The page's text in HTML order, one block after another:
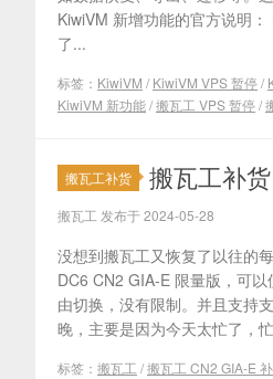
KiwiVM 新增功能的官方说明
了...
标签： KiwiVM / KiwiVM VPS 暂停/
KiwiVM 新功能/搬瓦工 VPS 暂停/
搬瓦工补货 搬瓦工补
搬瓦工 发布于 2024-05-28
没想到搬瓦工又恢复了以往的
DC6 CN2 GIA-E 限量版，可
由切换，没有限制。并且支持
晚，主要是因为今天太忙了，
标签： 搬瓦工 /搬瓦工 CN2 GIA-E